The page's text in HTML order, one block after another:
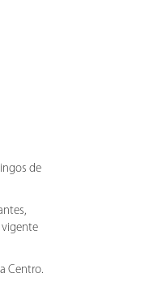
de
vigente
Centro.